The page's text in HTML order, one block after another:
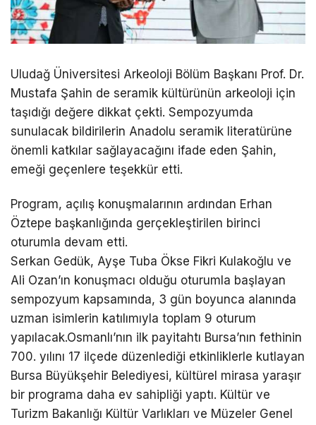
Uludağ Üniversitesi Arkeoloji Bölüm Başkanı Prof. Dr.
Mustafa Şahin de seramik kültürünün arkeoloji için
taşıdığı değere dikkat çekti. Sempozyumda
sunulacak bildirilerin Anadolu seramik literatürüne
önemli katkılar sağlayacağını ifade eden Şahin,
emeği geçenlere teşekkür etti.
Program, açılış konuşmalarının ardından Erhan
Öztepe başkanlığında gerçekleştirilen birinci
oturumla devam etti.
Serkan Gedük, Ayşe Tuba Ökse Fikri Kulakoğlu ve
Ali Ozan’ın konuşmacı olduğu oturumla başlayan
sempozyum kapsamında, 3 gün boyunca alanında
uzman isimlerin katılımıyla toplam 9 oturum
yapılacak.Osmanlı’nın ilk payitahtı Bursa’nın fethinin
700. yılını 17 ilçede düzenlediği etkinliklerle kutlayan
Bursa Büyükşehir Belediyesi, kültürel mirasa yaraşır
bir programa daha ev sahipliği yaptı. Kültür ve
Turizm Bakanlığı Kültür Varlıkları ve Müzeler Genel